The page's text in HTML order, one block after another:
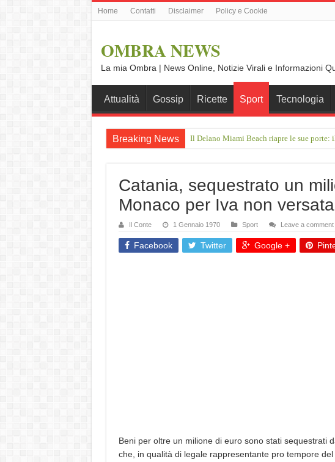
Home Contatti Disclaimer Policy e Cookie
OMBRA NEWS
La mia Ombra | News Online, Notizie Virali e Informazioni
Attualità Gossip Ricette Sport Tecnologia
Breaking News Il Delano Miami Beach riapre le sue
Catania, sequestrato un
Monaco per Iva non versata
Il Conte 1 Gennaio 1970 Sport Leave a comment
Facebook Twitter Google +
Beni per oltre un milione di euro sono stati sequestrati
che, in qualità di legale rappresentante pro tempore